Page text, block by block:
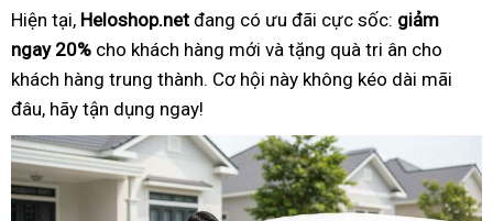
Hiện tại, Heloshop.net đang có ưu đãi cực sốc: giảm
ngay 20% cho khách hàng mới và tặng quà tri ân cho
khách hàng trung thành. Cơ hội này không kéo dài mãi
đâu, hãy tận dụng ngay!